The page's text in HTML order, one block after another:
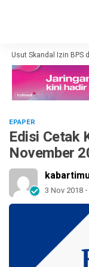
Usut Skandal Izin BPS di
EPAPER
Edisi Cetak
November
3 Nov 2018